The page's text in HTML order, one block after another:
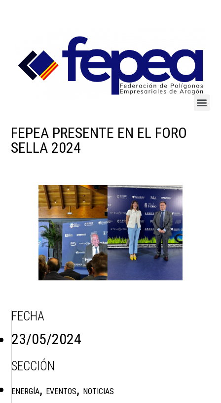
FEPEA PRESENTE EN EL FORO
SELLA 2024
FECHA
23/05/2024
SECCIÓN
ENERGÍA, EVENTOS, NOTICIAS